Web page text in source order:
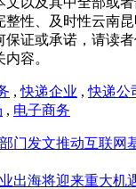
整性、及时性云南
保证或承诺，请读
容。
,快递企业 ,快递公
, 电子商务
门发文推动互联网
出海将迎来重大机